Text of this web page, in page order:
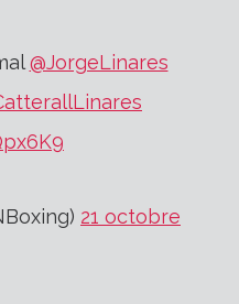
@JorgeLinares
21 octobre